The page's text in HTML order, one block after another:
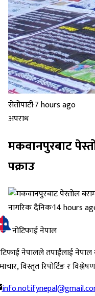
सेतोपाटी·7 hours ago
अपराध
मकवानपुरबाट
पक्राउ
नागरिक दैनिक·14 hours
नोटिफाई नेपाल
नेपालले तपाईंलाई
विस्तृत रिपोर्टिङ र